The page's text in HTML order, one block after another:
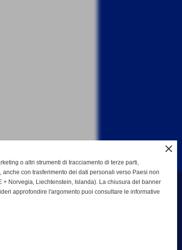
close
o altri strumenti di tracciamento di terze parti,
con trasferimento dei dati personali verso Paesi non
Norvegia, Liechtenstein, Islanda). La chiusura del banner
approfondire l'argomento puoi consultare le informative